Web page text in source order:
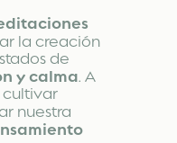
la creación
de
y calma. A
cultivar
nuestra